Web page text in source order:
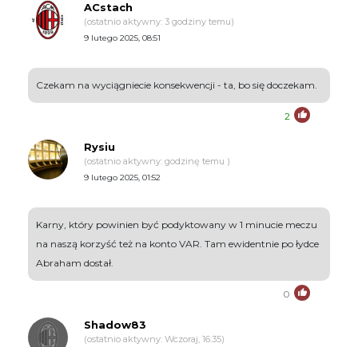
ACstach
(ostatnio aktywny: 3 godziny temu)
9 lutego 2025, 08:51
Czekam na wyciągniecie konsekwencji - ta, bo się doczekam.
2
Rysiu
(ostatnio aktywny: godzinę temu )
9 lutego 2025, 01:52
Karny, który powinien być podyktowany w 1 minucie meczu
na naszą korzyść też na konto VAR. Tam ewidentnie po łydce
Abraham dostał.
0
Shadow83
(ostatnio aktywny: Wczoraj, 16:35)